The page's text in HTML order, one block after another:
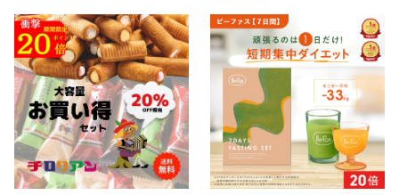
め 泡パック 保湿（120g× 1本 ）
m】【3年間の安心保証】通気性
が良く 目隠し 目かくし 紫外線 U
V対策 省エネ 節約 洋風 タープ